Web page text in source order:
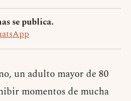
se publica.
un adulto mayor de 80
momentos de mucha